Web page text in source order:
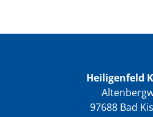
Heiligenfeld
97688 Bad